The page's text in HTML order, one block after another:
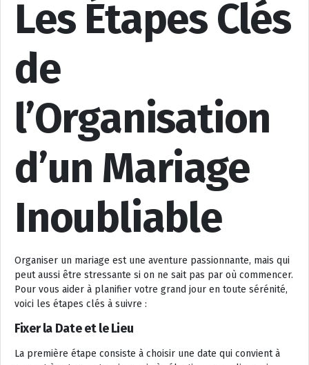
Les Étapes Clés
de
l’Organisation
d’un Mariage
Inoubliable
Organiser un mariage est une aventure passionnante, mais qui
peut aussi être stressante si on ne sait pas par où commencer.
Pour vous aider à planifier votre grand jour en toute sérénité,
voici les étapes clés à suivre :
Fixer la Date et le Lieu
La première étape consiste à choisir une date qui convient à